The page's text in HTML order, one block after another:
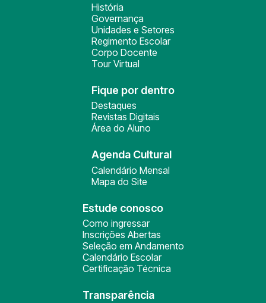
História
Governança
Unidades e Setores
Regimento Escolar
Corpo Docente
Tour Virtual
Fique por dentro
Destaques
Revistas Digitais
Área do Aluno
Agenda Cultural
Calendário Mensal
Mapa do Site
Estude conosco
Como ingressar
Inscrições Abertas
Seleção em Andamento
Calendário Escolar
Certificação Técnica
Transparência